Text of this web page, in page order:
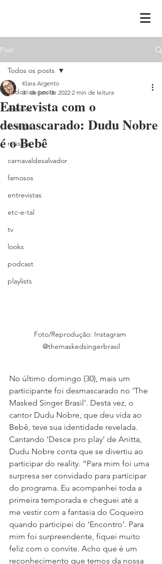
Post
Todos os posts
realities
ih,miga
música
carnavaldesalvador
famosos
entrevistas
etc-e-tal
tv
looks
podcast
playlists
Todos os posts
Entrevista com o
desmascarado: Dudu Nobre
é o Bebê
Klara Argento
31 de jan. de 2022 2 min de leitura
Foto/Reprodução: Instagram
@themaskedsingerbrasil
No último domingo (30), mais um
participante foi desmascarado no ‘The
Masked Singer Brasil’. Desta vez, o
cantor Dudu Nobre, que deu vida ao
Bebê, teve sua identidade revelada.
Cantando ‘Desce pro play’ de Anitta,
Dudu Nobre conta que se divertiu ao
participar do reality. “Para mim foi uma
surpresa ser convidado para participar
do programa. Eu acompanhei toda a
primeira temporada e cheguei até a
me vestir com a fantasia do Coqueiro
quando participei do ‘Encontro’. Para
mim foi surpreendente, fiquei muito
feliz com o convite. Acho que é um
reconhecimento que temos da nossa